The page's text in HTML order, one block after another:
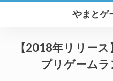
やまとゲ
【2018年リリー
プリゲーム